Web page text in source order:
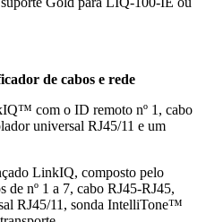
de cabos e rede
com o ID remoto nº 1, cabo
universal RJ45/11 e um
LinkIQ, composto pelo
nº 1 a 7, cabo RJ45-RJ45,
RJ45/11, sonda IntelliTone™